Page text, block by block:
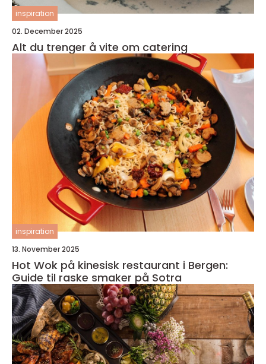
inspiration
02. December 2025
Alt du trenger å vite om catering
inspiration
13. November 2025
Hot Wok på kinesisk restaurant i Bergen:
Guide til raske smaker på Sotra